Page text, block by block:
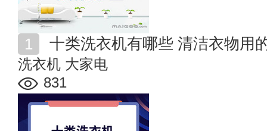
十类洗衣机有哪些 清洁衣物用
洗衣机 大家电
831